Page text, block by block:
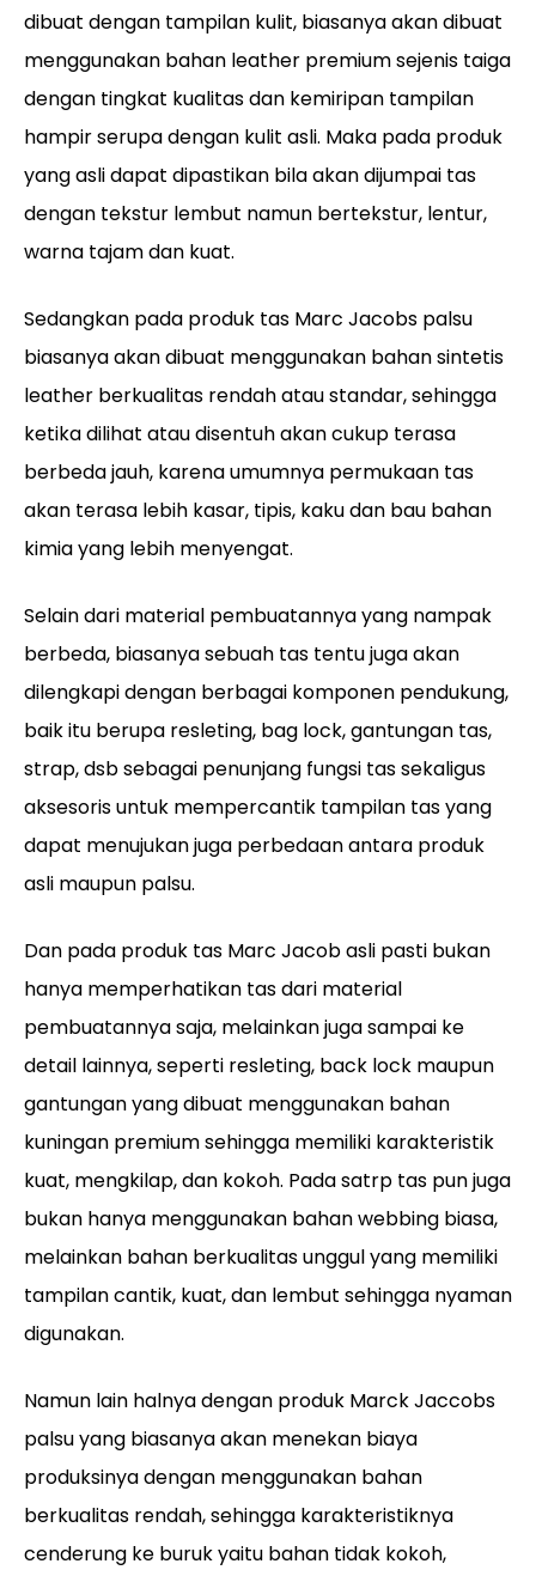
dibuat dengan tampilan kulit, biasanya akan dibuat
menggunakan bahan leather premium sejenis taiga
dengan tingkat kualitas dan kemiripan tampilan
hampir serupa dengan kulit asli. Maka pada produk
yang asli dapat dipastikan bila akan dijumpai tas
dengan tekstur lembut namun bertekstur, lentur,
warna tajam dan kuat.
Sedangkan pada produk tas Marc Jacobs palsu
biasanya akan dibuat menggunakan bahan sintetis
leather berkualitas rendah atau standar, sehingga
ketika dilihat atau disentuh akan cukup terasa
berbeda jauh, karena umumnya permukaan tas
akan terasa lebih kasar, tipis, kaku dan bau bahan
kimia yang lebih menyengat.
Selain dari material pembuatannya yang nampak
berbeda, biasanya sebuah tas tentu juga akan
dilengkapi dengan berbagai komponen pendukung,
baik itu berupa resleting, bag lock, gantungan tas,
strap, dsb sebagai penunjang fungsi tas sekaligus
aksesoris untuk mempercantik tampilan tas yang
dapat menujukan juga perbedaan antara produk
asli maupun palsu.
Dan pada produk tas Marc Jacob asli pasti bukan
hanya memperhatikan tas dari material
pembuatannya saja, melainkan juga sampai ke
detail lainnya, seperti resleting, back lock maupun
gantungan yang dibuat menggunakan bahan
kuningan premium sehingga memiliki karakteristik
kuat, mengkilap, dan kokoh. Pada satrp tas pun juga
bukan hanya menggunakan bahan webbing biasa,
melainkan bahan berkualitas unggul yang memiliki
tampilan cantik, kuat, dan lembut sehingga nyaman
digunakan.
Namun lain halnya dengan produk Marck Jaccobs
palsu yang biasanya akan menekan biaya
produksinya dengan menggunakan bahan
berkualitas rendah, sehingga karakteristiknya
cenderung ke buruk yaitu bahan tidak kokoh,